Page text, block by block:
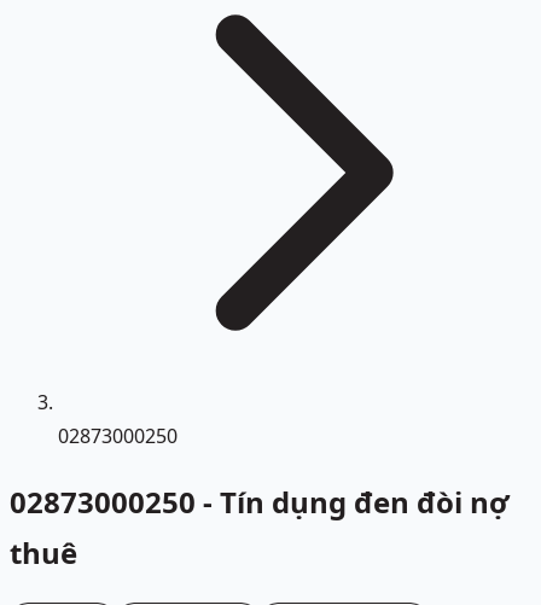
02873000250
02873000250 - Tín dụng đen đòi nợ
thuê